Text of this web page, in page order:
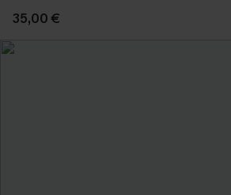
35,00 €